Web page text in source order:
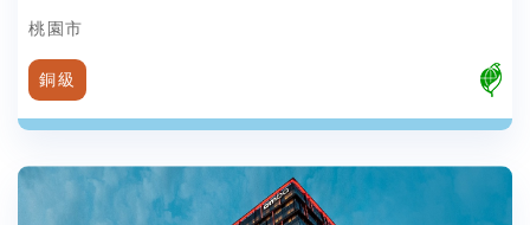
桃園市
銅級